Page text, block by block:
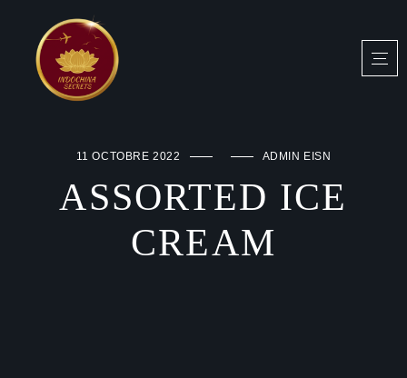
11 OCTOBRE 2022 ADMIN EISN
ASSORTED ICE
CREAM